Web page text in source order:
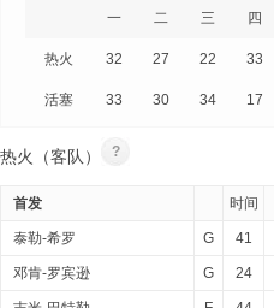
一 二 三 四
热火 32 27 22 33
活塞 33 30 34 17
热火（客队） ?
首发 时间
泰勒-希罗 G 41
邓肯-罗宾逊 G 24